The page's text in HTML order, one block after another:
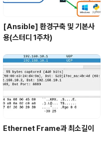
[Ansible] 환경구축 및 기본사
용(스터디 1주차)
Ethernet Frame과 최소길이